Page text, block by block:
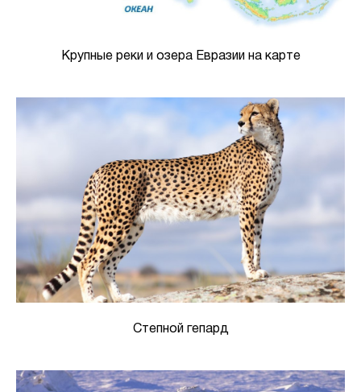
Крупные реки и озера Евразии на карте
Степной гепард